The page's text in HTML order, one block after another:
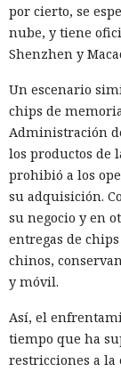
por cierto, se
nube, y tiene
Shenzhen y
Un escenario
chips de
Administración
los productos de
prohibió a los
su adquisición.
su negocio y en
entregas de
chinos,
y móvil.
Así, el
tiempo que ha
restricciones a